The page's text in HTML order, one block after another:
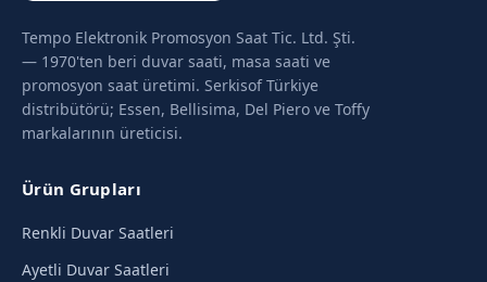
Tempo Elektronik Promosyon Saat Tic. Ltd. Şti.
— 1970'ten beri duvar saati, masa saati ve
promosyon saat üretimi. Serkisof Türkiye
distribütörü; Essen, Bellisima, Del Piero ve Toffy
markalarının üreticisi.
Ürün Grupları
Renkli Duvar Saatleri
Ayetli Duvar Saatleri